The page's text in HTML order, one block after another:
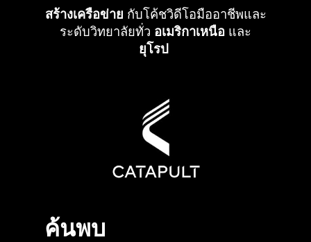
สร้างเครือข่าย กับโค้ชวิดีโอมืออาชีพและ
ระดับวิทยาลัยทั่ว อเมริกาเหนือ และ
ยุโรป
ค้นพบ